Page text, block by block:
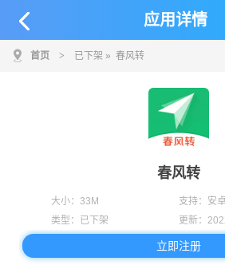
应用详情
首页 > 已下架 » 春风转
春风转
大小： 33M 支持： 安
类型：
已下架 更新：
立即注册